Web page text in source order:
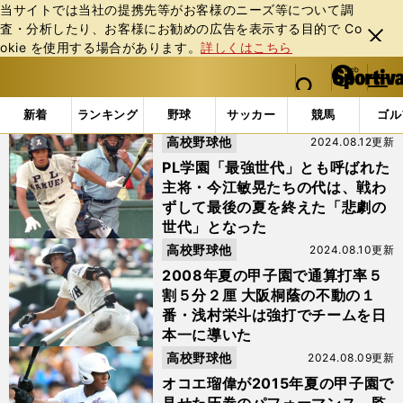
当サイトでは当社の提携先等がお客様のニーズ等について調
査・分析したり、お客様にお勧めの広告を表⽰する⽬的で Co
okie を使⽤する場合があります。詳しくはこちら
閉じ
る
web Sportiva (webスポルティーバ)
検索
マイペ
ー
ジ
メニュ
新着 ランキング 野球 サッカー 競馬 ゴ
b
ス
ポ
ル
テ
ィ
ー
バ
「#楽天」の最新ニュース・ 情報 (3ページ目)
PL学園「最強世代」とも呼ばれた
主将・今江敏晃たちの代は、戦わ
ずして最後の夏を終えた「悲劇の
世代」となった
2024.08.12更新
高校野球他
2008年夏の甲子園で通算打率５
割５分２厘 大阪桐蔭の不動の１
番・浅村栄斗は強打でチームを日
本一に導いた
2024.08.10更新
高校野球他
オコエ瑠偉が2015年夏の甲子園で
2024.08.09更新
高校野球他